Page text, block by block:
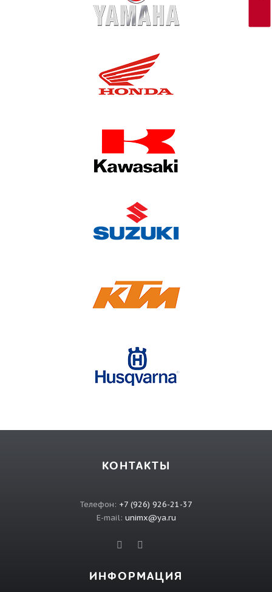
КОНТАКТЫ
Телефон: +7 (926) 926-21-37
E-mail: unimx@ya.ru
ИНФОРМАЦИЯ